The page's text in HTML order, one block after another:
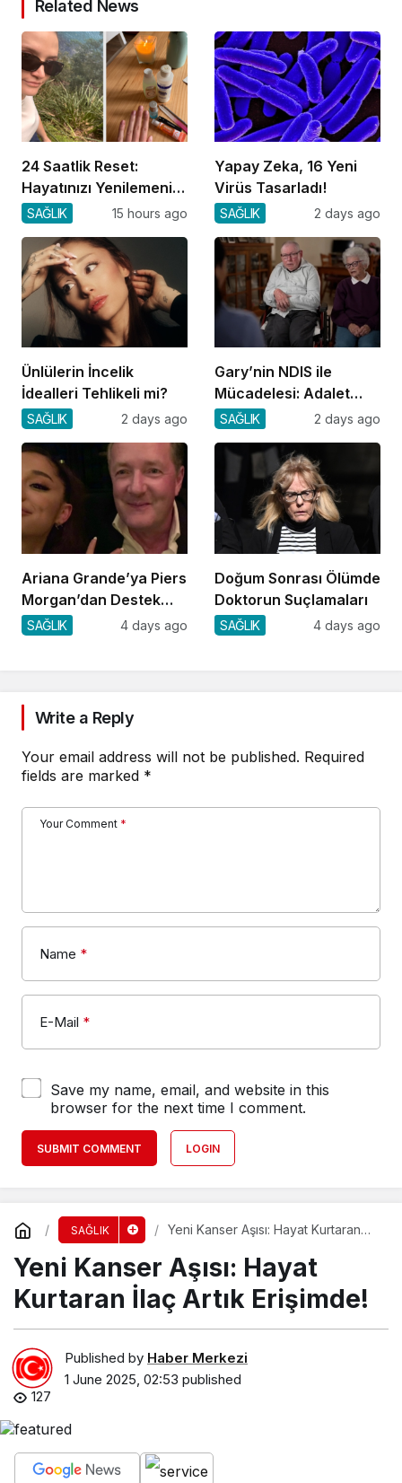
Related News
24 Saatlik Reset:
Hayatınızı Yenilemenin
Yolu
SAĞLIK 15 hours ago
Yapay Zeka, 16 Yeni
Virüs Tasarladı!
SAĞLIK 2 days ago
Ünlülerin İncelik
İdealleri Tehlikeli mi?
SAĞLIK 2 days ago
Gary’nin NDIS ile
Mücadelesi: Adalet
Arayışı
SAĞLIK 2 days ago
Ariana Grande’ya Piers
Morgan’dan Destek
Geldi!
SAĞLIK 4 days ago
Doğum Sonrası Ölümde
Doktorun Suçlamaları
SAĞLIK 4 days ago
Write a Reply
Your email address will not be published. Required
fields are marked *
Your Comment *
Name *
E-Mail *
Save my name, email, and website in this
browser for the next time I comment.
SUBMIT COMMENT LOGIN
SAĞLIK
Yeni Kanser Aşısı: Hayat Kurtaran
Yeni Kanser Aşısı: Hayat
Kurtaran İlaç Artık Erişimde!
Published by Haber Merkezi
1 June 2025, 02:53 published
127